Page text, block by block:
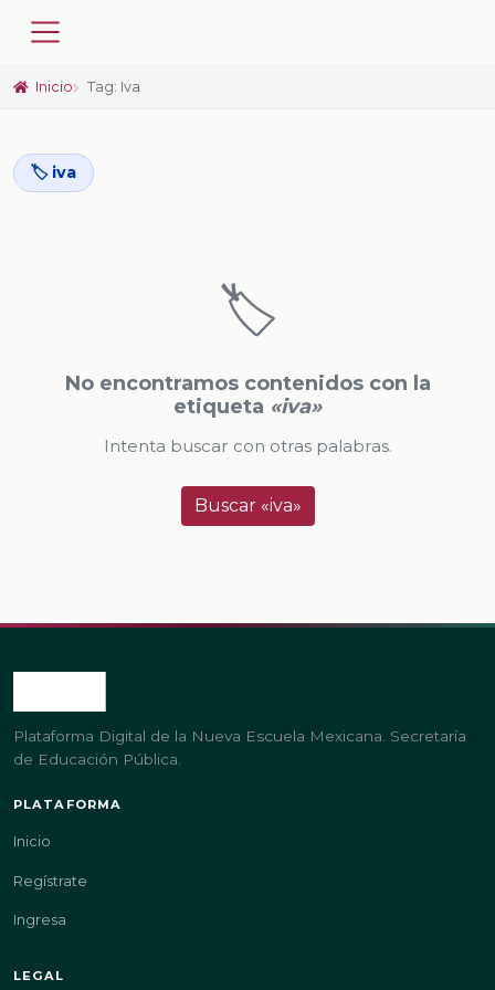
Inicio Tag: Iva
🏷️ iva
🏷️
No encontramos contenidos con la
etiqueta «iva»
Intenta buscar con otras palabras.
Buscar «iva»
Plataforma Digital de la Nueva Escuela Mexicana. Secretaría
de Educación Pública.
PLATAFORMA
Inicio
Regístrate
Ingresa
LEGAL